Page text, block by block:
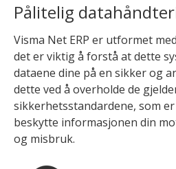
Pålitelig
Visma Net ERP er utformet
det er viktig å forstå at dette
dataene dine på en sikker og
dette ved å overholde de
sikkerhetsstandardene, som
beskytte informasjonen din
og misbruk.